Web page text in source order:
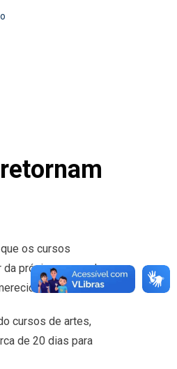
os cursos
próxima segunda-
intervalo.
cursos de artes,
de 20 dias para